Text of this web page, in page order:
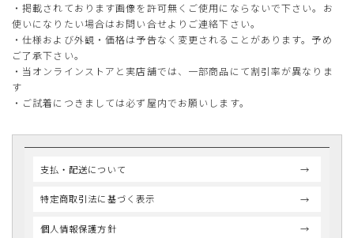
・掲載されております画像を許可無くご使用にならないで下さい。お
使いになりたい場合はお問い合せよりご連絡下さい。
・仕様および外観・価格は予告なく変更されることがあります。予め
ご了承下さい。
・当オンラインストアと実店舗では、一部商品にて割引率が異なりま
す
・ご試着につきましては必ず屋内でお願いします。
支払・配送について
特定商取引法に基づく表示
個人情報保護方針